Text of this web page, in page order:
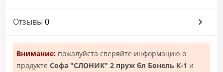
Отзывы 0
Внимание: пожалуйста сверяйте информацию о
продукте Софа "СЛОНИК" 2 пруж бл Бонель К-1 и